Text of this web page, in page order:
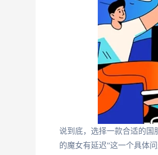
说到底，选择一款合适的国
的魔女有延迟”这一个具体